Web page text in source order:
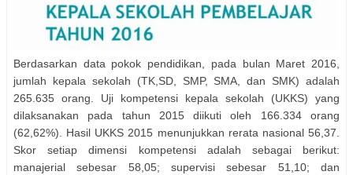
Berdasarkan data pokok pendidikan, pada bulan Maret 2016,
jumlah kepala sekolah (TK,SD, SMP, SMA, dan SMK) adalah
265.635 orang. Uji kompetensi kepala sekolah (UKKS) yang
dilaksanakan pada tahun 2015 diikuti oleh 166.334 orang
(62,62%). Hasil UKKS 2015 menunjukkan rerata nasional 56,37.
Skor setiap dimensi kompetensi adalah sebagai berikut:
manajerial sebesar 58,05; supervisi sebesar 51,10; dan